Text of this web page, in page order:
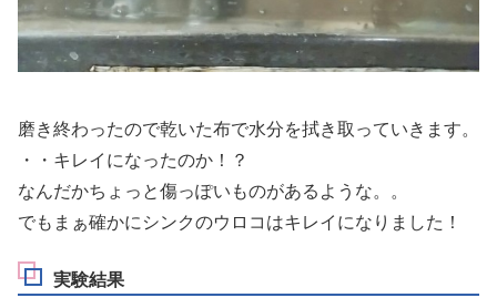
磨き終わったので乾いた布で水分を拭き取っていきます。
・・キレイになったのか！？
なんだかちょっと傷っぽいものがあるような。。
でもまぁ確かにシンクのウロコはキレイになりました！
実験結果